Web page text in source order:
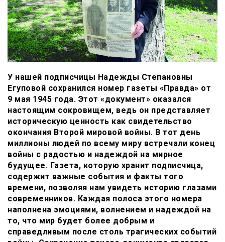
У нашей подписчицы Надежды Степановны
Егуповой сохранился номер газеты «Правда» от
9 мая 1945 года. Этот «документ» оказался
настоящим сокровищем, ведь он представляет
историческую ценность как свидетельство
окончания Второй мировой войны. В тот день
миллионы людей по всему миру встречали конец
войны с радостью и надеждой на мирное
будущее. Газета, которую хранит подписчица,
содержит важные события и факты того
времени, позволяя нам увидеть историю глазами
современников. Каждая полоса этого номера
наполнена эмоциями, волнением и надеждой на
то, что мир будет более добрым и
справедливым после столь трагических событий